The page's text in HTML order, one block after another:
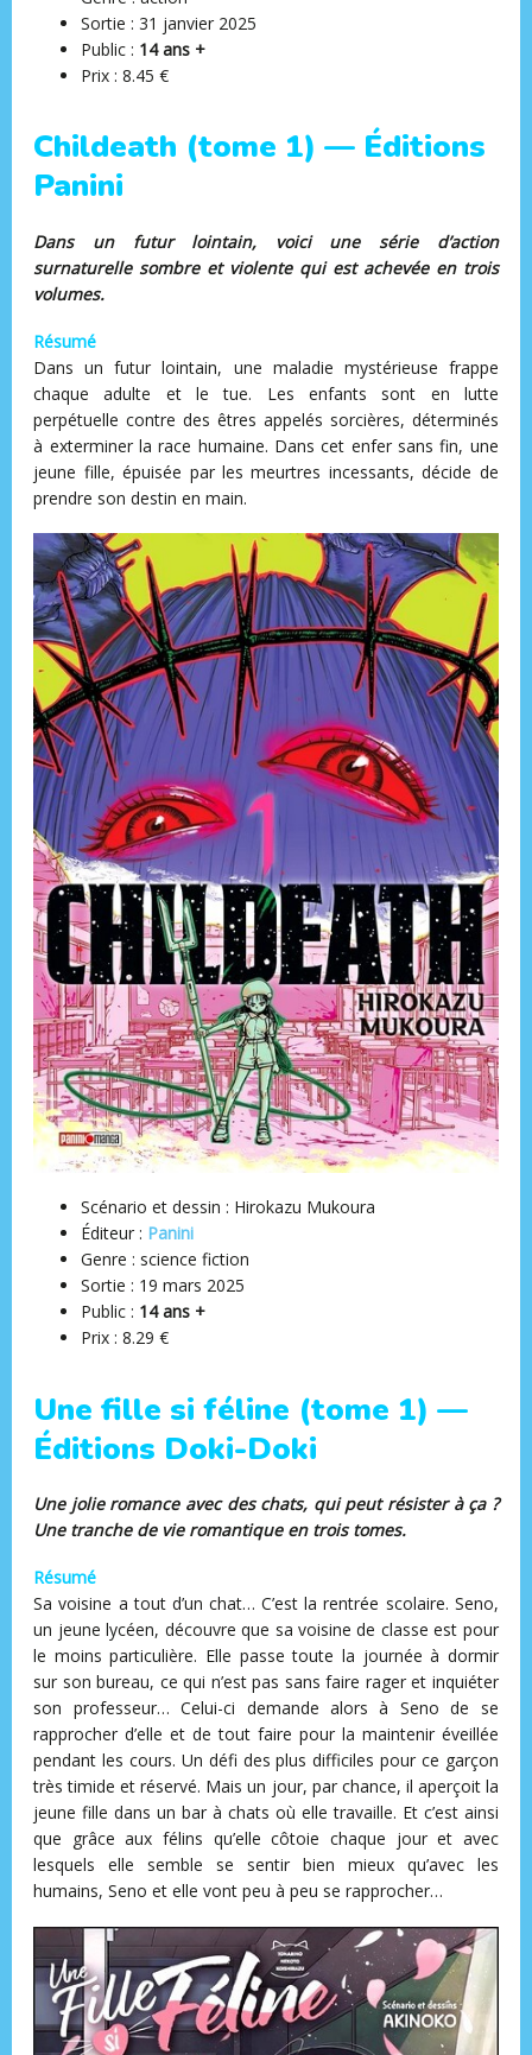
Sortie : 31 janvier 2025
Public : 14 ans +
Prix : 8.45 €
Childeath (tome 1) — Éditions
Panini
Dans un futur lointain, voici une série d’action
surnaturelle sombre et violente qui est achevée en trois
volumes.
Résumé
Dans un futur lointain, une maladie mystérieuse frappe
chaque adulte et le tue. Les enfants sont en lutte
perpétuelle contre des êtres appelés sorcières, déterminés
à exterminer la race humaine. Dans cet enfer sans fin, une
jeune fille, épuisée par les meurtres incessants, décide de
prendre son destin en main.
Scénario et dessin : Hirokazu Mukoura
Éditeur : Panini
Genre : science fiction
Sortie : 19 mars 2025
Public : 14 ans +
Prix : 8.29 €
Une fille si féline (tome 1) —
Éditions Doki-Doki
Une jolie romance avec des chats, qui peut résister à ça ?
Une tranche de vie romantique en trois tomes.
Résumé
Sa voisine a tout d’un chat… C’est la rentrée scolaire. Seno,
un jeune lycéen, découvre que sa voisine de classe est pour
le moins particulière. Elle passe toute la journée à dormir
sur son bureau, ce qui n’est pas sans faire rager et inquiéter
son professeur… Celui-ci demande alors à Seno de se
rapprocher d’elle et de tout faire pour la maintenir éveillée
pendant les cours. Un défi des plus difficiles pour ce garçon
très timide et réservé. Mais un jour, par chance, il aperçoit la
jeune fille dans un bar à chats où elle travaille. Et c’est ainsi
que grâce aux félins qu’elle côtoie chaque jour et avec
lesquels elle semble se sentir bien mieux qu’avec les
humains, Seno et elle vont peu à peu se rapprocher…